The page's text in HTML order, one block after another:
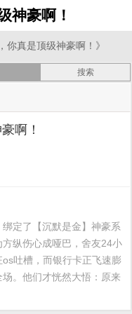
神豪啊！
你真是顶级神豪啊！》
啊！
绑定了【沉默是金】神豪系
纵伤心成哑巴，舍友24小
吐槽，而银行卡正飞速膨
。他们才恍然大悟：原来